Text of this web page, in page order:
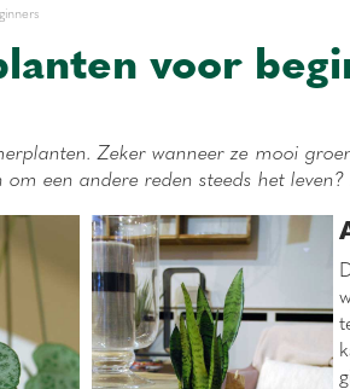
voor
Zeker wanneer ze mooi
een andere reden steeds het